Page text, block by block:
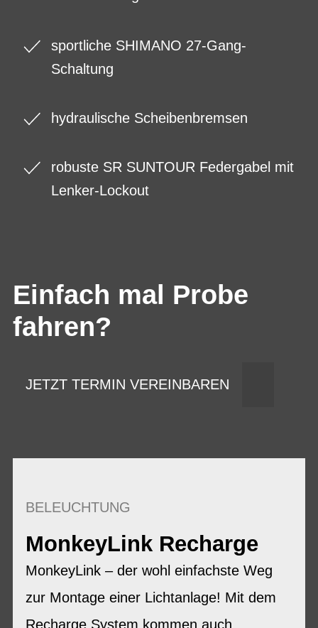
sportliche SHIMANO 27-Gang-
Schaltung
hydraulische Scheibenbremsen
robuste SR SUNTOUR Federgabel mit
Lenker-Lockout
Einfach mal Probe
fahren?
JETZT TERMIN VEREINBAREN
BELEUCHTUNG
MonkeyLink Recharge
MonkeyLink – der wohl einfachste Weg
zur Montage einer Lichtanlage! Mit dem
Recharge System kommen auch